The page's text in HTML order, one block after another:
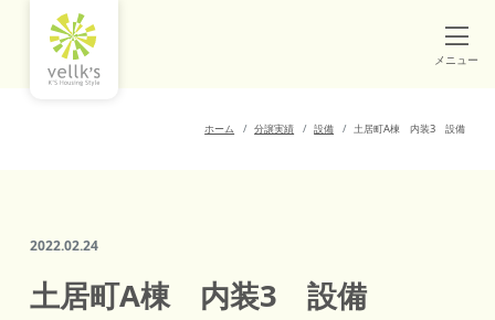
メニュー
ホーム 分譲実績 設備 土居町A棟 内装3 設備
2022.02.24
土居町A棟 内装3 設備